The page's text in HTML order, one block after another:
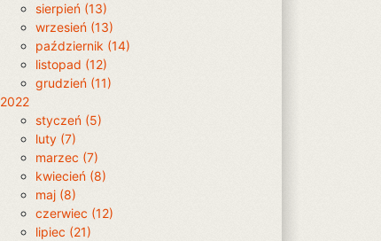
sierpień (13)
wrzesień (13)
październik (14)
listopad (12)
grudzień (11)
2022
styczeń (5)
luty (7)
marzec (7)
kwiecień (8)
maj (8)
czerwiec (12)
lipiec (21)